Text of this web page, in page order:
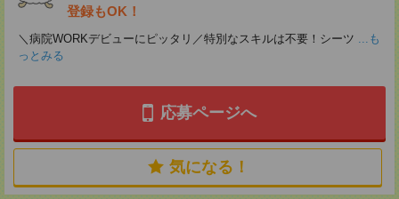
登録もOK！
＼病院WORKデビューにピッタリ／特別なスキルは不要！シーツ ...も
っとみる
応募ページへ
気になる！